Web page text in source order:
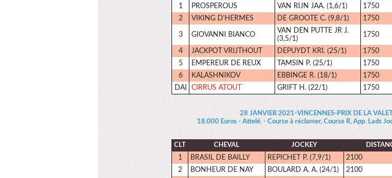
1 PROSPEROUS VAN RIJN JAA. (1,6/1) 1750
2
VIKING D'HERMES DE GROOTE C. (9,8/1) 1750
3 GIOVANNI BIANCO
VAN DEN PUTTE JR J.
(3,5/1)
1750
4 JACKPOT VRIJTHOUT DEPUYDT KRI. (25/1) 1750
5
EMPEREUR DE REUX TAMSIN P. (25/1) 1750
6
KALASHNIKOV EBBINGE R. (18/1) 1750
DAI
CIRRUS ATOUT GRIFT H. (22/1) 1750
28 JANVIER 2021-VINCENNES-PRIX DE LA
18.000 Euros - Attelé. - Course à réclamer, Course R, App. Lads
CLT CHEVAL JOCKEY
1 BRASIL DE BAILLY REPICHET P. (7,9/1) 2100
2
BONHEUR DE NAY BOULARD A. A. (24/1) 2100